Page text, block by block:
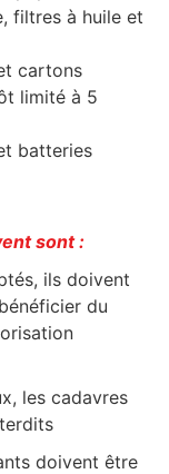
filtres à huile et
cartons
limité à 5
batteries
sont :
ils doivent
du
les cadavres
doivent être